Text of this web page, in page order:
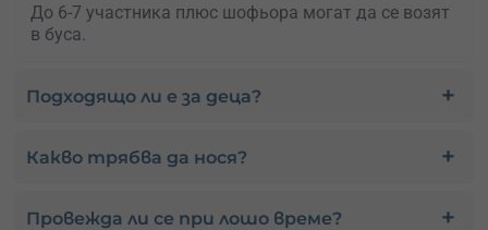
До 6-7 участника плюс шофьора могат да се возят
в буса.
Подходящо ли е за деца?
Какво трябва да нося?
Провежда ли се при лошо време?